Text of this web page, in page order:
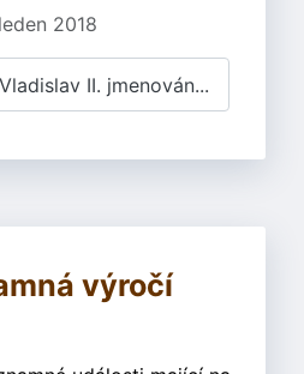
2018
II. jmenován...
výročí